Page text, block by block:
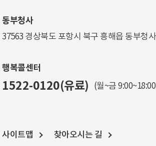
동부청사
37563 경상북도 포항시 북구 흥해읍 동부청
행복콜센터
1522-0120(유료) (월~금
사이트맵 찾아오시는 길